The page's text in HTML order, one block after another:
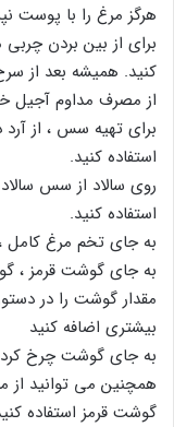
هرگز مرغ را با پوست
برای از بین بردن چربی
کنید. همیشه بعد از
از مصرف مداوم آجیل
برای تهیه سس ، از
استفاده کنید.
روی سالاد از سس
استفاده کنید.
به جای تخم مرغ کامل
به جای گوشت قرمز ،
مقدار گوشت را در
بیشتری اضافه کنید
به جای گوشت چرخ
همچنین می توانید از
گوشت قرمز استفاده